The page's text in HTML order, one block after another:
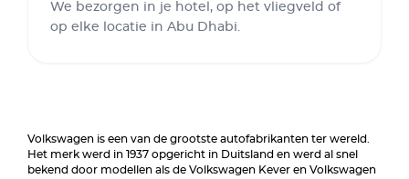
We bezorgen in je hotel, op het vliegveld of
op elke locatie in Abu Dhabi.
Volkswagen is een van de grootste autofabrikanten ter wereld.
Het merk werd in 1937 opgericht in Duitsland en werd al snel
bekend door modellen als de Volkswagen Kever en Volkswagen